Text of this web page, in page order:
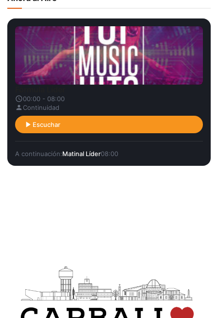
00:00 - 08:00
Continuidad
Escuchar
A continuación:Matinal Líder08:00